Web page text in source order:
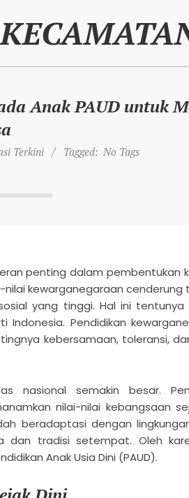
Anak PAUD untuk
Terkini Tagged: No Tags
penting dalam pembentukan
kewarganegaraan cenderung
yang tinggi. Hal ini tentunya
Pendidikan
kebersamaan, toleransi,
nasional semakin besar.
nilai-nilai kebangsaan
beradaptasi dengan
dan tradisi setempat. Oleh
Anak Usia Dini (PAUD).